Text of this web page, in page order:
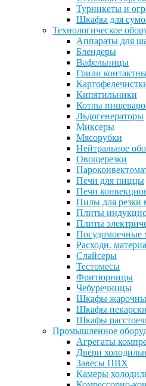
Турникеты и
Шкафы для
Технологическое
Аппараты для
Блендеры
Вафельницы
Грили
Кипятильники
Котлы
Льдогенераторы
Миксеры
Мясорубки
Нейтральное
Овощерезки
Печи для пиццы
Печи
Пилы для резки
Плиты
Плиты
Расходн.
Слайсеры
Тестомесы
Фритюрницы
Чебуречницы
Шкафы
Шкафы
Шкафы
Промышленное
Агрегаты
Двери
Завесы ПВХ
Камеры